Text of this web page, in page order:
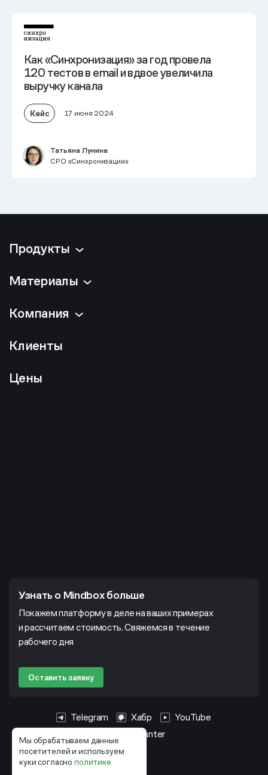
Мы обрабатываем данные
посетителей и используем
куки согласнополитике
Как «Синхронизация» за год провела
120 тестов в email ивдвое увеличила
выручку канала
Кейс 17 июня 2024
Татьяна Лунина
CPO «Синхронизации»
Продукты
Материалы
Компания
Клиенты
Цены
Узнать о Mindbox больше
Покажем платформу в деле на ваших примерах
и рассчитаем стоимость. Свяжемся в течение
рабочего дня
Оставить заявку
Telegram Хабр
YouTube
HeadHunter